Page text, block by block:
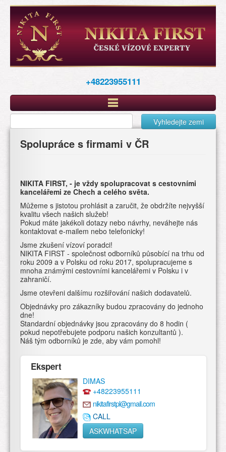
Перейти
основному
содержанию
+48223955111
Vyhledejte zemi
Spolupráce s firmami v ČR
NIKITA FIRST, - je vždy spolupracovat s cestovními
kancelářemi ze Chech a celého světa.
Můžeme s jistotou prohlásit a zaručit, že obdržíte nejvyšší
kvalitu všech našich služeb!
Pokud máte jakékoli dotazy nebo návrhy, neváhejte nás
kontaktovat e-mailem nebo telefonicky!
Jsme zkušení vízoví poradci!
NIKITA FIRST - společnost odborníků působící na trhu od
roku 2009 a v Polsku od roku 2017, spolupracujeme s
mnoha známými cestovními kancelářemi v Polsku i v
zahraničí.
Jsme otevřeni dalšímu rozšiřování našich dodavatelů.
Objednávky pro zákazníky budou zpracovány do jednoho
dne!
Standardní objednávky jsou zpracovány do 8 hodin (
pokud nepotřebujete podporu našich konzultantů ).
Náš tým odborníků je zde, aby vám pomohl!
Ekspert
DIMAS
+48223955111
nikitafirstpl@gmail.com
CALL
ASKWHATSAP